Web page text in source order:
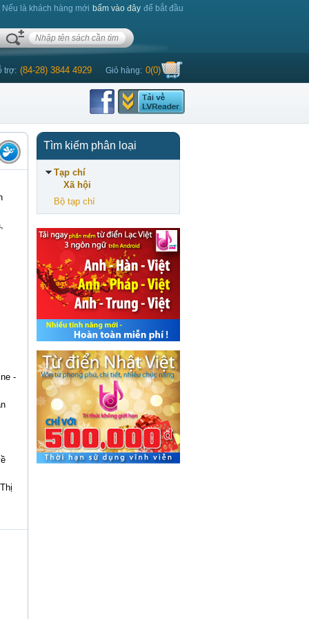
là khách hàng mới bấm vào đây để bắt đầu
trợ: (84-28) 3844 4929 Giỏ hàng: 0(0)
Tìm kiếm phân loại
Tạp chí
Xã hội
Bộ tạp chí
-